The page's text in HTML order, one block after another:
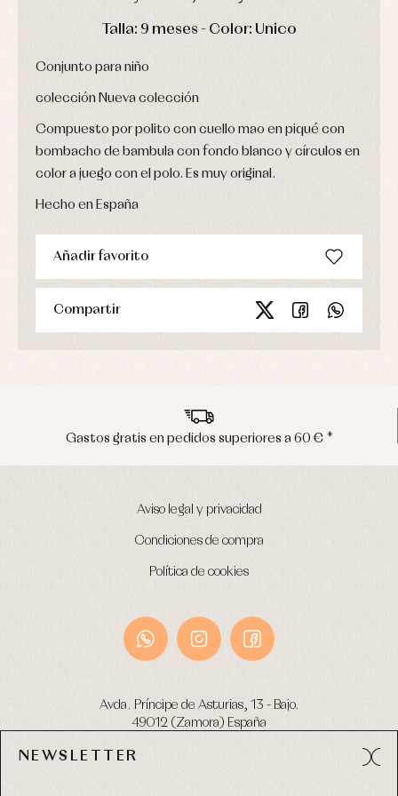
HORAS MIN
Talla: 9 meses - Color: Unico
Conjunto para niño
colección Nueva colección
Compuesto por polito con cuello mao en piqué con
bombacho de bambula con fondo blanco y círculos en
color a juego con el polo. Es muy original.
Hecho en España
Añadir favorito
Compartir
pedidos superiores a 60 € * Envíos en
Aviso legal y privacidad
Condiciones de compra
Política de cookies
Avda. Príncipe de Asturias, 13 - Bajo.
49012 (Zamora) España
Tel: 980 049 683
NEWSLETTER
abrigo
Ropa
Vestidos